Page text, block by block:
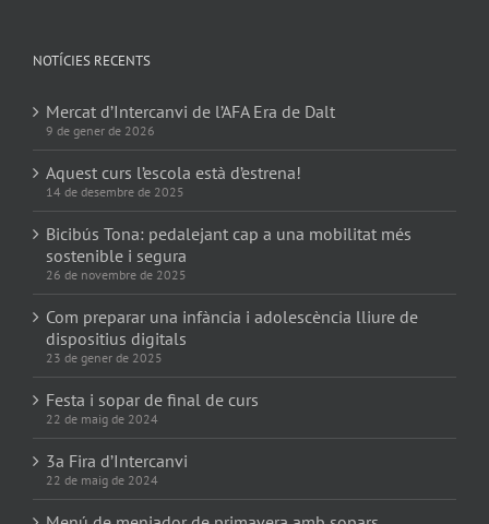
NOTÍCIES RECENTS
Mercat d’Intercanvi de l’AFA Era de Dalt
9 de gener de 2026
Aquest curs l’escola està d’estrena!
14 de desembre de 2025
Bicibús Tona: pedalejant cap a una mobilitat més
sostenible i segura
26 de novembre de 2025
Com preparar una infància i adolescència lliure de
dispositius digitals
23 de gener de 2025
Festa i sopar de final de curs
22 de maig de 2024
3a Fira d’Intercanvi
22 de maig de 2024